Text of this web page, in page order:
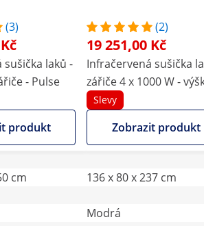
(3)
laků -
- Pulse
produkt
(2)
19 251,00 Kč
Infračervená sušička
zářiče 4 x 1000 W -
Do 240 cm - senzor
vzdálenosti/teploty -
Slevy
Zobrazit produkt
cm 136 x 80 x 237 cm
Modrá